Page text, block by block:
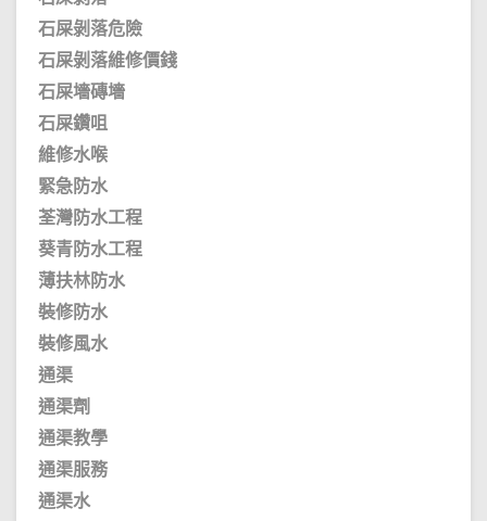
石屎剝落危險
石屎剝落維修價錢
石屎墻磚墻
石屎鑽咀
維修水喉
緊急防水
荃灣防水工程
葵青防水工程
薄扶林防水
裝修防水
裝修風水
通渠
通渠劑
通渠教學
通渠服務
通渠水